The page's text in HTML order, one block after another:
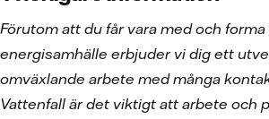
Förutom att du får vara med och
energisamhälle erbjuder vi dig ett
omväxlande arbete med många
Vattenfall är det viktigt att arbete och